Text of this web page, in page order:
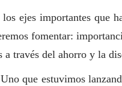
ejes importantes que
fomentar:
a través del ahorro y la
que estuvimos